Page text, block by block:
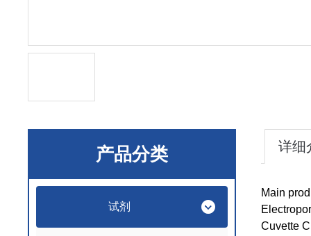
产品分类
试剂
详细
Main
Cuvette